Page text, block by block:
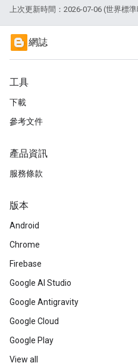
上次更新時間：2026-07-06 (世界標準
網誌
工具
下載
參考文件
產品資訊
服務條款
版本
Android
Chrome
Firebase
Google AI Studio
Google Antigravity
Google Cloud
Google Play
View all